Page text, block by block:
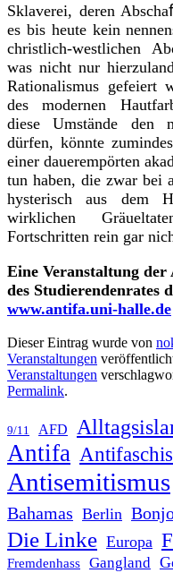
Sklaverei, deren
es bis heute kein
christlich-westlichen
was nicht nur
Rationalismus gefeiert
des modernen
diese Umstände den
dürfen, könnte
einer dauerempörten
tun haben, die zwar bei
hysterisch aus dem
wirklichen
Fortschritten rein gar
Eine Veranstaltung
des Studierendenrates
www.antifa.uni-halle.de
Dieser Eintrag wurde von
Veranstaltungen
Veranstaltungen
Permalink.
9/11 AFD
Antifa
Antisemitismus
Bahamas Berlin
Die Linke Europa
Fremdenhass Gangland